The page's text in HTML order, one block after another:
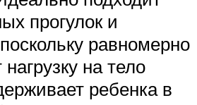
прогулок и
равномерно
на тело
ребенка в